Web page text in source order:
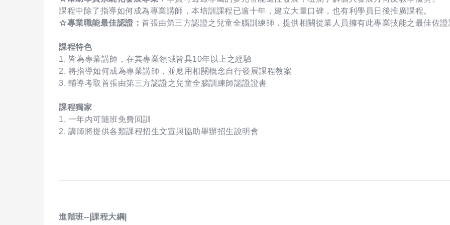
課程中除了指導如何成為專業講師，本培訓課程已逾十年，建立大量口碑，也有利學員日後推廣課程。
☆專業職能最佳認證： 首張由第三方認證之兒童全腦訓練師，提供相關從業人員擁有此專業技能之最佳佐
課程特色
1. 皆為專業講師，在其專業領域皆具10年以上之經驗
2. 將指導如何成為專業講師，並應用相關概念自行發展課程教案
3. 輔導考取首張由第三方認證之兒童全腦訓練師認證證書
課程獨家
1. 一年內可隨班免費回訓
2. 講師將提供各類課程招生文宣與協助舉辦招生說明會
進階班--|課程大綱|